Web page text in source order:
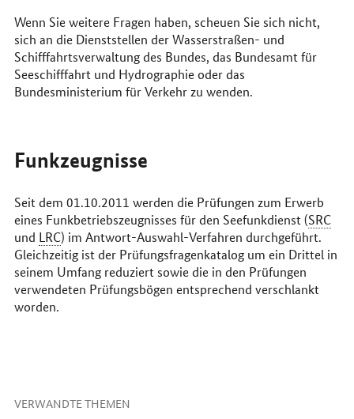
Wenn Sie weitere Fragen haben, scheuen Sie sich nicht,
sich an die Dienststellen der Wasserstraßen- und
Schifffahrtsverwaltung des Bundes, das Bundesamt für
Seeschifffahrt und Hydrographie oder das
Bundesministerium für Verkehr zu wenden.
Funkzeugnisse
Seit dem 01.10.2011 werden die Prüfungen zum Erwerb
eines Funkbetriebszeugnisses für den Seefunkdienst (SRC
und LRC) im Antwort-Auswahl-Verfahren durchgeführt.
Gleichzeitig ist der Prüfungsfragenkatalog um ein Drittel in
seinem Umfang reduziert sowie die in den Prüfungen
verwendeten Prüfungsbögen entsprechend verschlankt
worden.
VERWANDTE THEMEN